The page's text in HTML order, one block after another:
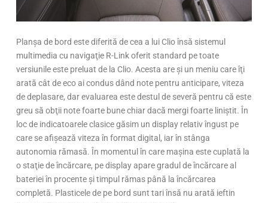
Planşa de bord este diferită de cea a lui Clio însă sistemul
multimedia cu navigaţie R-Link oferit standard pe toate
versiunile este preluat de la Clio. Acesta are şi un meniu care îţi
arată cât de eco ai condus dând note pentru anticipare, viteza
de deplasare, dar evaluarea este destul de severă pentru că este
greu să obţii note foarte bune chiar dacă mergi foarte liniştit. În
loc de indicatoarele clasice găsim un display relativ îngust pe
care se afişează viteza în format digital, iar în stânga
autonomia rămasă. În momentul în care maşina este cuplată la
o staţie de încărcare, pe display apare gradul de încărcare al
bateriei în procente şi timpul rămas până la încărcarea
completă. Plasticele de pe bord sunt tari însă nu arată ieftin